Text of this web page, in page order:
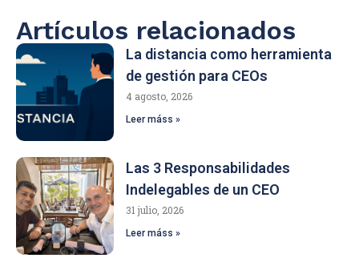
Artículos relacionados
La distancia como herramienta
de gestión para CEOs
4 agosto, 2026
Leer máss »
Las 3 Responsabilidades
Indelegables de un CEO
31 julio, 2026
Leer máss »